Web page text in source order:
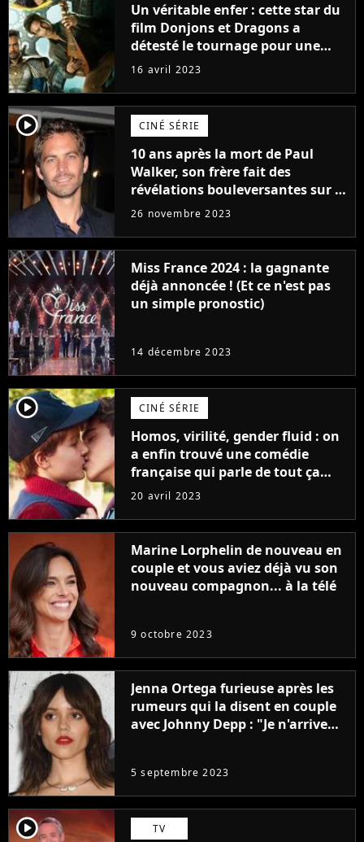
Un véritable enfer : cette star du
film Donjons et Dragons a
détesté le tournage pour une
raison très spéciale
16 avril 2023
player2 CINÉ SÉRIE
10 ans après la mort de Paul
Walker, son frère fait des
révélations bouleversantes sur la
réaction des acteurs de Fast and
26 novembre 2023
Miss France 2024 : la gagnante
déjà annoncée ! (Et ce n'est pas
un simple pronostic)
14 décembre 2023
player2 CINÉ SÉRIE
Homos, virilité, gender fluid : on
a enfin trouvé une comédie
française qui parle de tout ça
sans être super ringarde
20 avril 2023
Marine Lorphelin de nouveau en
couple et vous aviez déjà vu son
nouveau compagnon... à la télé
9 octobre 2023
Jenna Ortega furieuse après les
rumeurs qui la disent en couple
avec Johnny Depp : "Je n'arrive
5 septembre 2023
player2 TV